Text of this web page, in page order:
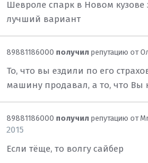
Шeвролe спарк в Новом кузове
лучший вариант
89881186000 получил репутацию от
То, что вы ездили по его
машину продавал, а то, что Вы
89881186000 получил репутацию от
2015
Если тёще, то волгу сайбер